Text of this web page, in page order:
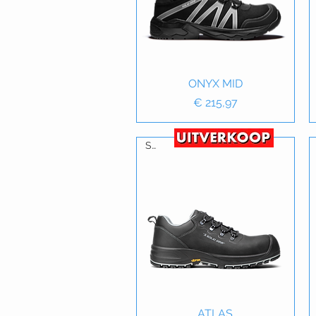
Snel overzicht
ONYX MID
Prijs
€ 215,97
Snel overzicht
S3